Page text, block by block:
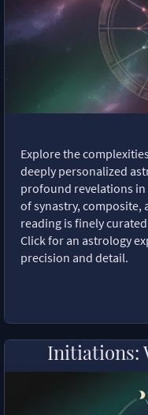
Explore the
deeply personalized
profound revelations
of synastry, composite,
reading is finely
Click for an astrology
precision and detail.
Initiations: